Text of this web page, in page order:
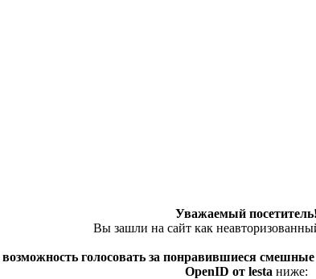
Уважаемый посетитель!
Вы зашли на сайт как
возможность голосовать за понравившиеся
OpenID от lesta ниже: